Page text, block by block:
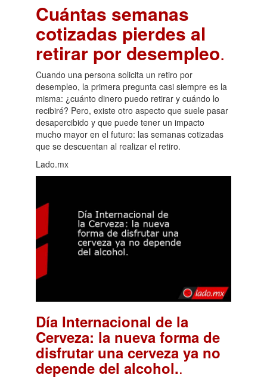
Cuántas semanas
cotizadas pierdes al
retirar por desempleo.
Cuando una persona solicita un retiro por
desempleo, la primera pregunta casi siempre es la
misma: ¿cuánto dinero puedo retirar y cuándo lo
recibiré? Pero, existe otro aspecto que suele pasar
desapercibido y que puede tener un impacto
mucho mayor en el futuro: las semanas cotizadas
que se descuentan al realizar el retiro.
Lado.mx
Día Internacional de la
Cerveza: la nueva forma de
disfrutar una cerveza ya no
depende del alcohol..